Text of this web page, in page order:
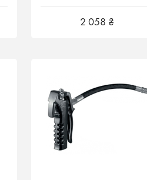
2 058 ₴